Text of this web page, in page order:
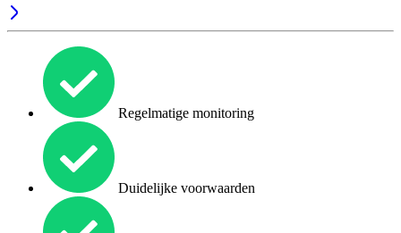
Regelmatige monitoring
Duidelijke voorwaarden